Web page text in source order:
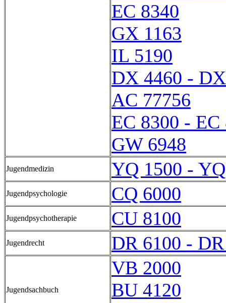
EC 8340
GX 1163
IL 5190
DX 4460 -
AC 77756
EC 8300 - EC
GW 6948
Jugendmedizin YQ 1500 -
Jugendpsychologie CQ 6000
Jugendpsychotherapie CU 8100
Jugendrecht DR 6100 -
Jugendsachbuch
VB 2000
BU 4120